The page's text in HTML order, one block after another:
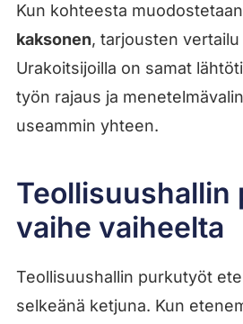
Kun kohteesta muodostetaan
kaksonen, tarjousten
Urakoitsijoilla on samat
työn rajaus ja
useammin yhteen.
vaihe vaiheelta
Teollisuushallin purkutyöt
selkeänä ketjuna. Kun